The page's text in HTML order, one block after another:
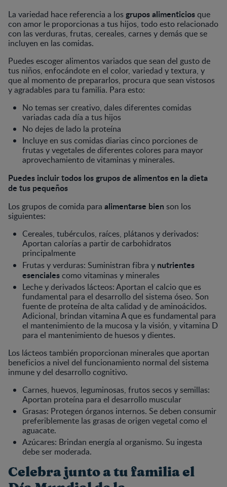
La variedad hace referencia a losgrupos alimenticiosque
con amor le proporcionas a tus hijos, todo esto relacionado
con las verduras, frutas, cereales, carnes y demás que se
incluyen en las comidas.
Puedes escoger alimentos variados que sean del gusto de
tus niños, enfocándote en el color, variedad y textura, y
que al momento de prepararlos, procura que sean vistosos
y agradables para tu familia. Para esto:
No temas ser creativo, dales diferentes comidas
variadas cada día a tus hijos
No dejes de lado la proteína
Incluye en sus comidas diarias cinco porciones de
frutas y vegetales de diferentes colores para mayor
aprovechamiento de vitaminas y minerales.
Puedes incluir todos los grupos de alimentos en la dieta
de tus pequeños
Los grupos de comida para alimentarse bien son los
siguientes:
Cereales, tubérculos, raíces, plátanos y derivados:
Aportan calorías a partir de carbohidratos
principalmente
Frutas y verduras: Suministran fibra y nutrientes
esencialescomo vitaminas y minerales
Leche y derivados lácteos: Aportan el calcio que es
fundamental para el desarrollo del sistema óseo. Son
fuente de proteína de alta calidad y de aminoácidos.
Adicional, brindan vitamina A que es fundamental para
el mantenimiento de la mucosa y la visión, y vitamina D
para el mantenimiento de huesos y dientes.
Los lácteos también proporcionan minerales que aportan
beneficios a nivel del funcionamiento normal del sistema
inmune y del desarrollo cognitivo.
Carnes, huevos, leguminosas, frutos secos y semillas:
Aportan proteína para el desarrollo muscular
Grasas: Protegen órganos internos. Se deben consumir
preferiblemente las grasas de origen vegetal como el
aguacate.
Azúcares: Brindan energía al organismo. Su ingesta
debe ser moderada.
Celebra junto a tu familia el